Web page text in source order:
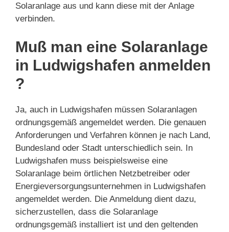
Solaranlage aus und kann diese mit der Anlage
verbinden.
Muß man eine Solaranlage
in Ludwigshafen anmelden
?
Ja, auch in Ludwigshafen müssen Solaranlagen
ordnungsgemäß angemeldet werden. Die genauen
Anforderungen und Verfahren können je nach Land,
Bundesland oder Stadt unterschiedlich sein. In
Ludwigshafen muss beispielsweise eine
Solaranlage beim örtlichen Netzbetreiber oder
Energieversorgungsunternehmen in Ludwigshafen
angemeldet werden. Die Anmeldung dient dazu,
sicherzustellen, dass die Solaranlage
ordnungsgemäß installiert ist und den geltenden